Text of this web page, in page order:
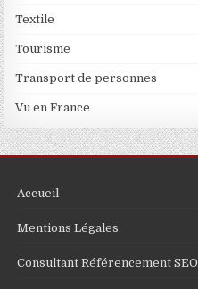
Textile
Tourisme
Transport de personnes
Vu en France
Accueil
Mentions Légales
Consultant Référencement SEO